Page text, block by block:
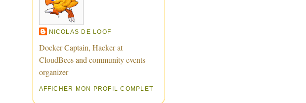
NICOLAS DE LOOF
Docker Captain, Hacker at
CloudBees and community events
organizer
AFFICHER MON PROFIL COMPLET